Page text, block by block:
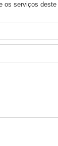
os serviços